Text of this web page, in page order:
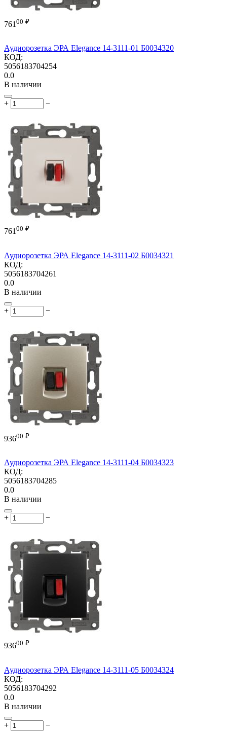
761 00 ₽
Аудиорозетка ЭРА Elegance 14-3111-01 Б0034320
КОД:
5056183704254
0.0
В наличии
+ −
761 00 ₽
Аудиорозетка ЭРА Elegance 14-3111-02 Б0034321
КОД:
5056183704261
0.0
В наличии
+ −
93600 ₽
Аудиорозетка ЭРА Elegance 14-3111-04 Б0034323
КОД:
5056183704285
0.0
В наличии
+ −
93600 ₽
Аудиорозетка ЭРА Elegance 14-3111-05 Б0034324
КОД:
5056183704292
0.0
В наличии
+ −